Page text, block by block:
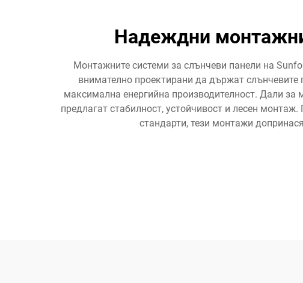
Надеждни
Монтажните системи за слънчеви панели на
внимателно проектирани да държат слънчевите
максимална енергийна производителност. Дали за
предлагат стабилност, устойчивост и лесен
стандарти, тези монтажи